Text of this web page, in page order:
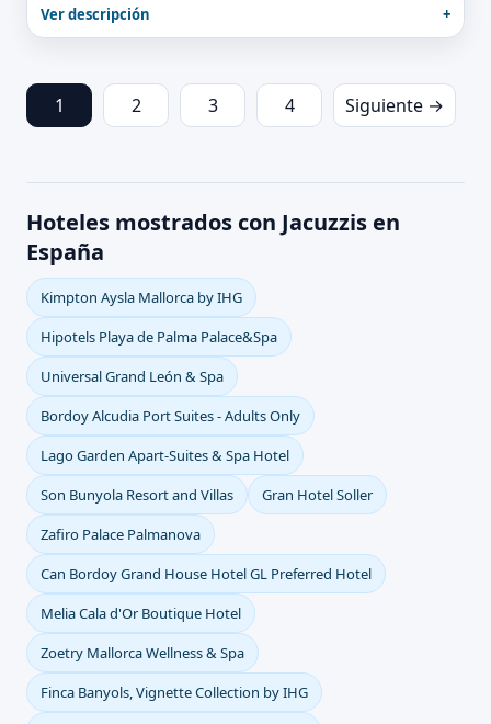
Ver descripción
1 2 3 4 Siguiente →
Hoteles mostrados con Jacuzzis en
España
Kimpton Aysla Mallorca by IHG
Hipotels Playa de Palma Palace&Spa
Universal Grand León & Spa
Bordoy Alcudia Port Suites - Adults Only
Lago Garden Apart-Suites & Spa Hotel
Son Bunyola Resort and Villas
Gran Hotel Soller
Zafiro Palace Palmanova
Can Bordoy Grand House Hotel GL Preferred Hotel
Melia Cala d'Or Boutique Hotel
Zoetry Mallorca Wellness & Spa
Finca Banyols, Vignette Collection by IHG